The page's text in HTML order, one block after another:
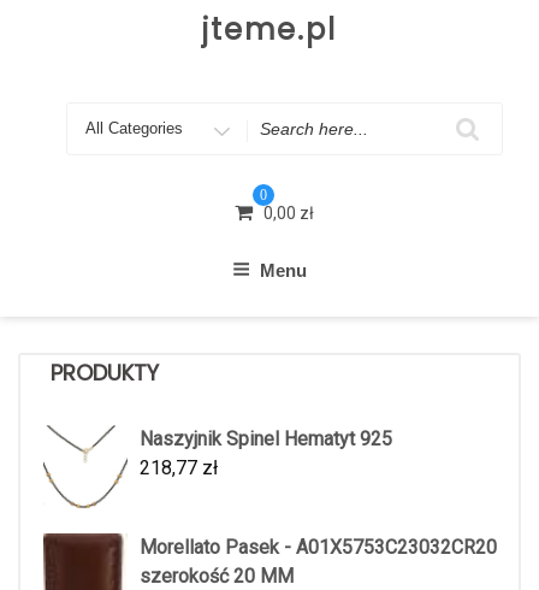
jteme.pl
Search
0
0,00 zł
Menu
PRODUKTY
Naszyjnik Spinel Hematyt 925
218,77 zł
Morellato Pasek - A01X5753C23032CR20
szerokość 20 MM